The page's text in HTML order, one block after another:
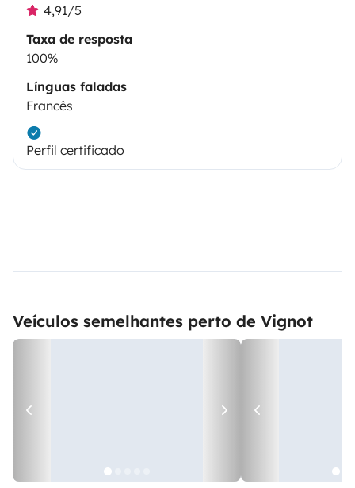
4,91/5
Taxa de resposta
100%
Línguas faladas
Francês
Perfil certificado
Veículos semelhantes perto de Vignot